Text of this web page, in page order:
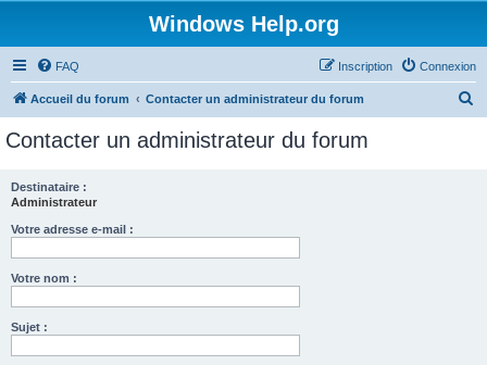
Windows Help.org
FAQ Connexion
Inscription
Accueil du forum Contacter un administrateur du forum
Contacter un administrateur du forum
Destinataire :
Administrateur
Votre adresse e-mail :
Votre nom :
Sujet :